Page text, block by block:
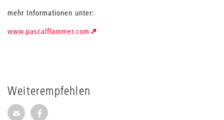
Weiterempfehlen
Seite per E-Mail weiterempfehlen
Seite auf Facebook weiterempfehlen
mehr Informationen unter:
www.pascalflammer.com